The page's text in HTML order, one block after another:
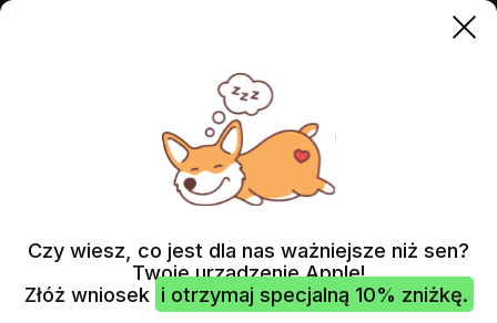
AIRPODS MAX
Czy wiesz, co jest dla nas ważniejsze niż sen?
Twoje urządzenie Apple!
Złóż wniosek i otrzymaj specjalną 10% zniżkę.